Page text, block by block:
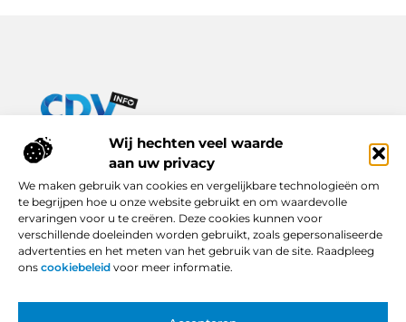
Wij hechten veel waarde
aan uw privacy
We maken gebruik van cookies en vergelijkbare technologieën om
te begrijpen hoe u onze website gebruikt en om waardevolle
ervaringen voor u te creëren. Deze cookies kunnen voor
verschillende doeleinden worden gebruikt, zoals gepersonaliseerde
advertenties en het meten van het gebruik van de site. Raadpleeg
ons cookiebeleid voor meer informatie.
Van praktische tips tot inspirerende verhalen – alles op Cdv-
Ontdek een breed scala aan blogs en artikelen die je dagelijks
leven verrijken, van handige adviezen tot boeiende inzichten.
Bericht categorie
Onze informatie